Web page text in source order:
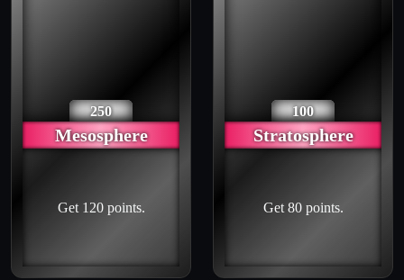
250
Mesosphere
Get 120 points.
100
Stratosphere
Get 80 points.